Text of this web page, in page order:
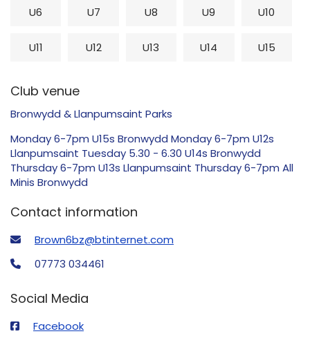
U6 U7 U8 U9 U10
U11 U12 U13 U14 U15
Club venue
Bronwydd & Llanpumsaint Parks
Monday 6-7pm U15s Bronwydd Monday 6-7pm U12s
Llanpumsaint Tuesday 5.30 - 6.30 U14s Bronwydd
Thursday 6-7pm U13s Llanpumsaint Thursday 6-7pm All
Minis Bronwydd
Contact information
Brown6bz@btinternet.com
07773 034461
Social Media
Facebook